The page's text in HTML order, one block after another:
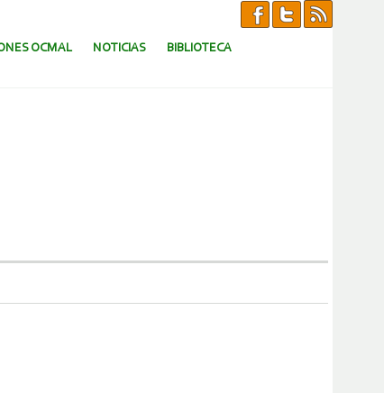
OCMAL NOTICIAS BIBLIOTECA